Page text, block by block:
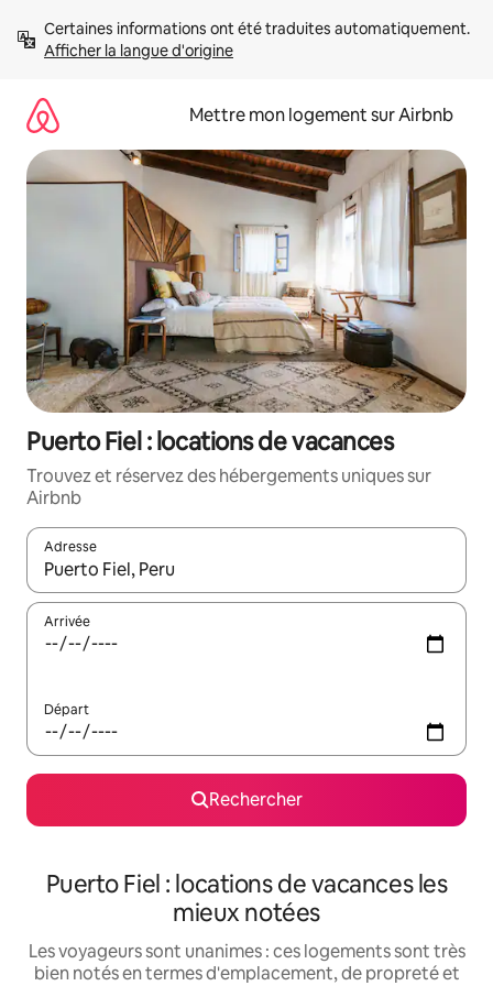
directement
Afficher la langue d'origine
Mettre mon logement sur Airbnb
Puerto Fiel : locations de vacances
Trouvez et réservez des hébergements uniques sur
Airbnb
Adresse
Lorsque les résultats s'affichent, utilisez les flèches vers le
Arrivée
Départ
Rechercher
Puerto Fiel : locations de vacances les
mieux notées
Les voyageurs sont unanimes : ces logements sont très
bien notés en termes d'emplacement, de propreté et